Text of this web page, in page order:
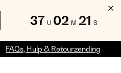
37 U 02 M 19 S
FAQs, Hulp & Retourzending